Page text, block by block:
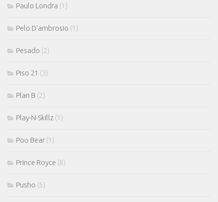
Paulo Londra (1)
Pelo D'ambrosio (1)
Pesado (2)
Piso 21 (3)
Plan B (2)
Play-N-Skillz (1)
Poo Bear (1)
Prince Royce (8)
Pusho (5)